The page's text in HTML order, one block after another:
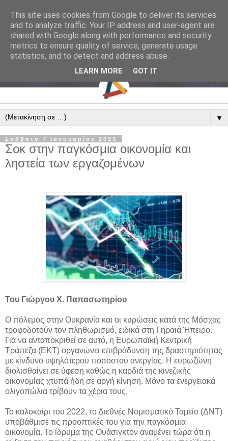
▼
Σάββατο 7 Ιανουαρίου 2023
Σοκ στην παγκόσμια οικονομία και
ληστεία των εργαζομένων
Του Γιώργου X. Παπασωτηρίου
Ο πόλεμος στην Ουκρανία και οι κυρώσεις κατά της Μόσχας
τροφοδοτούν τον πληθωρισμό, ειδικά στη Γηραιά Ήπειρο.
Για να ανταποκριθεί σε αυτό, η Ευρωπαϊκή Κεντρική
Τράπεζα (ΕΚΤ) οργανώνει επιβράδυνση της δραστηριότητας
με κίνδυνο υψηλότερου ποσοστού ανεργίας. Η ευρωζώνη
διολισθαίνει σε ύφεση καθώς η καρδιά της κινεζικής
οικονομίας χτυπά ήδη σε αργή κίνηση. Μόνο τα ενεργειακά
ολιγοπώλια τρίβουν τα χέρια τους.
Το καλοκαίρι του 2022, το Διεθνές Νομισματικό Ταμείο (ΔΝΤ)
υποβάθμισε τις προοπτικές του για την παγκόσμια
οικονομία. Το ίδρυμα της Ουάσιγκτον αναμένει τώρα ότι η
This site uses cookies from Google to deliver its services
and to analyze traffic. Your IP address and user-agent are
shared with Google along with performance and security
metrics to ensure quality of service, generate usage
statistics, and to detect and address abuse.
LEARN MORE GOT IT